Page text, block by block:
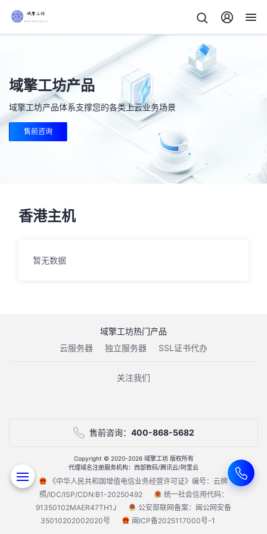
域擎工坊产品
域擎工坊产品体系支撑您的各类上云业务场景
售前咨询
香港主机
暂无数据
域擎工坊热门产品
云服务器
独立服务器 SSL证书代办
关注我们
售前咨询： 400-868-5682
Copyright © 2020-2026 域擎工坊 版权所有
代理域名注册服务机构：西部数码/腾讯云/阿里云
《中华人民共和国增值电信业务经营许可证》编号：云牌
照/IDC/ISP/CDN:B1-20250492
统一社会信用代码：
91350102MAER47TH1J
公安部联网备案：闽公网安备
35010202002020号
闽ICP备2025117000号-1